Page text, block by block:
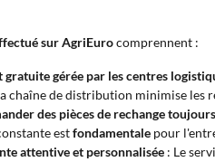
sur AgriEurocomprennent :
gérée par les centres
chaîne de distribution minimise les
des pièces de rechange
estfondamentale pour
attentive et personnalisée : Le